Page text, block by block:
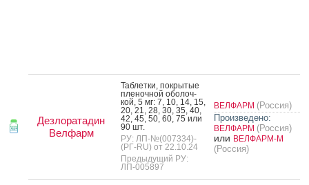
Дезлоратадин
Велфарм
Таб­летки, пок­ры­тые
пле­ноч­ной обо­лоч­
кой, 5 мг: 7, 10, 14, 15,
20, 21, 28, 30, 35, 40,
42, 45, 50, 60, 75 или
90 шт.
РУ: ЛП-№(007334)-
(РГ-RU) от 22.10.24
Предыдущий РУ:
ЛП-005897
ВЕЛФАРМ (Россия)
Произведено:
ВЕЛФАРМ (Россия)
или ВЕЛФАРМ-М
(Россия)